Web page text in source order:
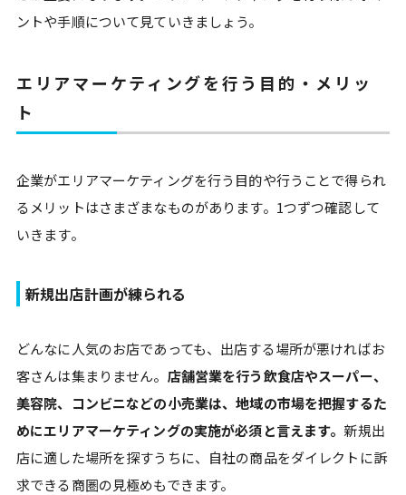
ントや手順について見ていきましょう。
エリアマーケティングを行う目的・メリッ
ト
企業がエリアマーケティングを行う目的や行うことで得られ
るメリットはさまざまなものがあります。1つずつ確認して
いきます。
新規出店計画が練られる
どんなに人気のお店であっても、出店する場所が悪ければお
客さんは集まりません。 店舗営業を行う飲食店やスーパー、
美容院、コンビニなどの小売業は、地域の市場を把握するた
めにエリアマーケティングの実施が必須と言えます。 新規出
店に適した場所を探すうちに、自社の商品をダイレクトに訴
求できる商圏の見極めもできます。